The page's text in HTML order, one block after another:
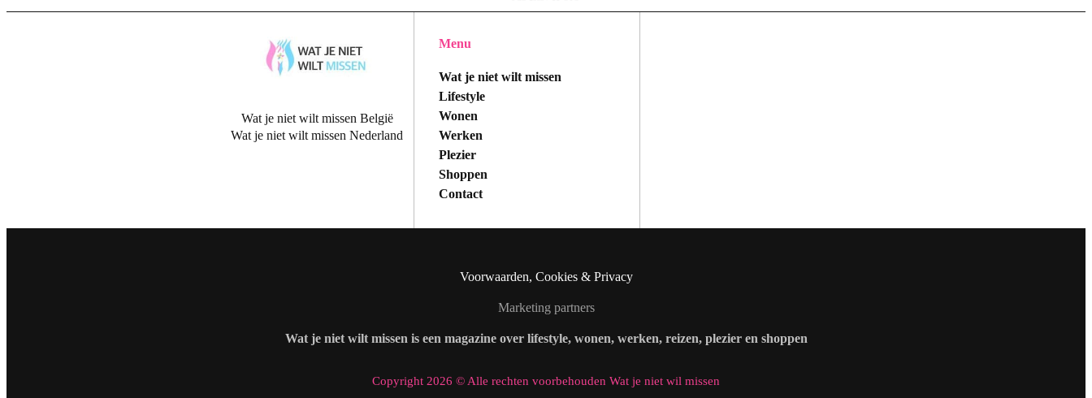
Wat je niet wilt missen België
Wat je niet wilt missen Nederland
Menu
Wat je niet wilt missen
Lifestyle
Wonen
Werken
Plezier
Shoppen
Contact
Voorwaarden, Cookies & Privacy
Marketing partners
Wat je niet wilt missen is een magazine over lifestyle, wonen, werken, reizen, plezier en shoppen
Copyright 2026 © Alle rechten voorbehouden Wat je niet wil missen